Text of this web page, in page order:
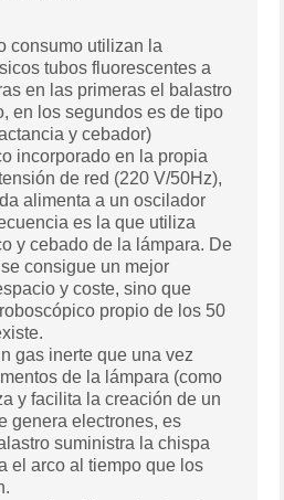
consumo utilizan la
tubos fluorescentes a
en las primeras el balastro
en los segundos es de tipo
y cebador)
incorporado en la propia
de red (220 V/50Hz),
alimenta a un oscilador
es la que utiliza
y cebado de la lámpara. De
consigue un mejor
y coste, sino que
propio de los 50
gas inerte que una vez
de la lámpara (como
y facilita la creación de un
genera electrones, es
suministra la chispa
el arco al tiempo que los